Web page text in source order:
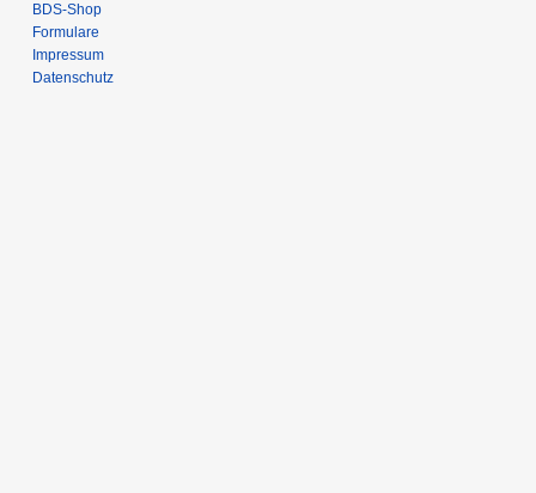
BDS-Shop
Formulare
Impressum
Datenschutz